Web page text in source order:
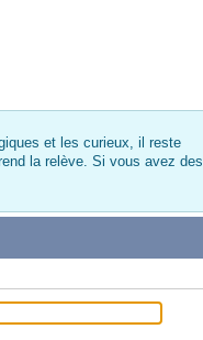
et les curieux, il reste
la relève. Si vous avez des